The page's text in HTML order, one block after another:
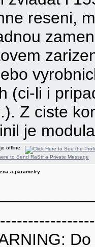
reseni,
(ci-li i
Z ciste
je
a parametry